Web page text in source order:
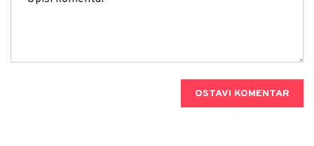
OSTAVI KOMENTAR